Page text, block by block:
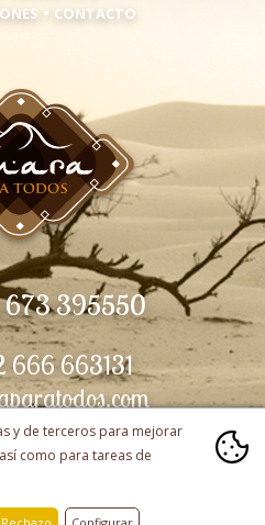
• CONTACTO
673 395550
666 663131
y de terceros para mejorar
como para tareas de